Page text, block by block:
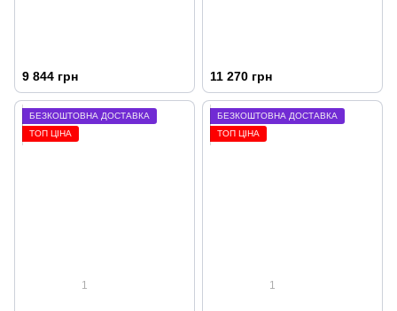
9 844 грн 11 270 грн
БЕЗКОШТОВНА ДОСТАВКА
ТОП ЦІНА
1
БЕЗКОШТОВНА ДОСТАВКА
ТОП ЦІНА
1